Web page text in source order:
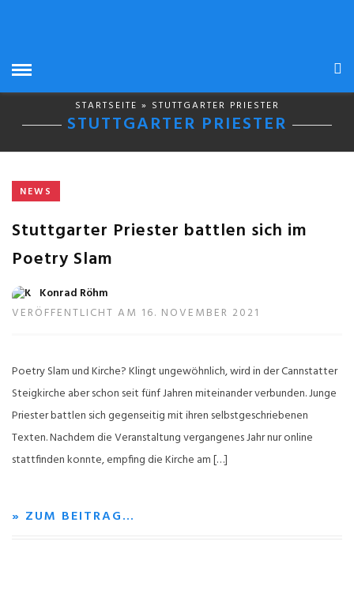
STARTSEITE » STUTTGARTER PRIESTER
STUTTGARTER PRIESTER
NEWS
Stuttgarter Priester battlen sich im
Poetry Slam
Konrad Röhm
VERÖFFENTLICHT AM 16. NOVEMBER 2021
Poetry Slam und Kirche? Klingt ungewöhnlich, wird in der Cannstatter
Steigkirche aber schon seit fünf Jahren miteinander verbunden. Junge
Priester battlen sich gegenseitig mit ihren selbstgeschriebenen
Texten. Nachdem die Veranstaltung vergangenes Jahr nur online
stattfinden konnte, empfing die Kirche am […]
» ZUM BEITRAG…